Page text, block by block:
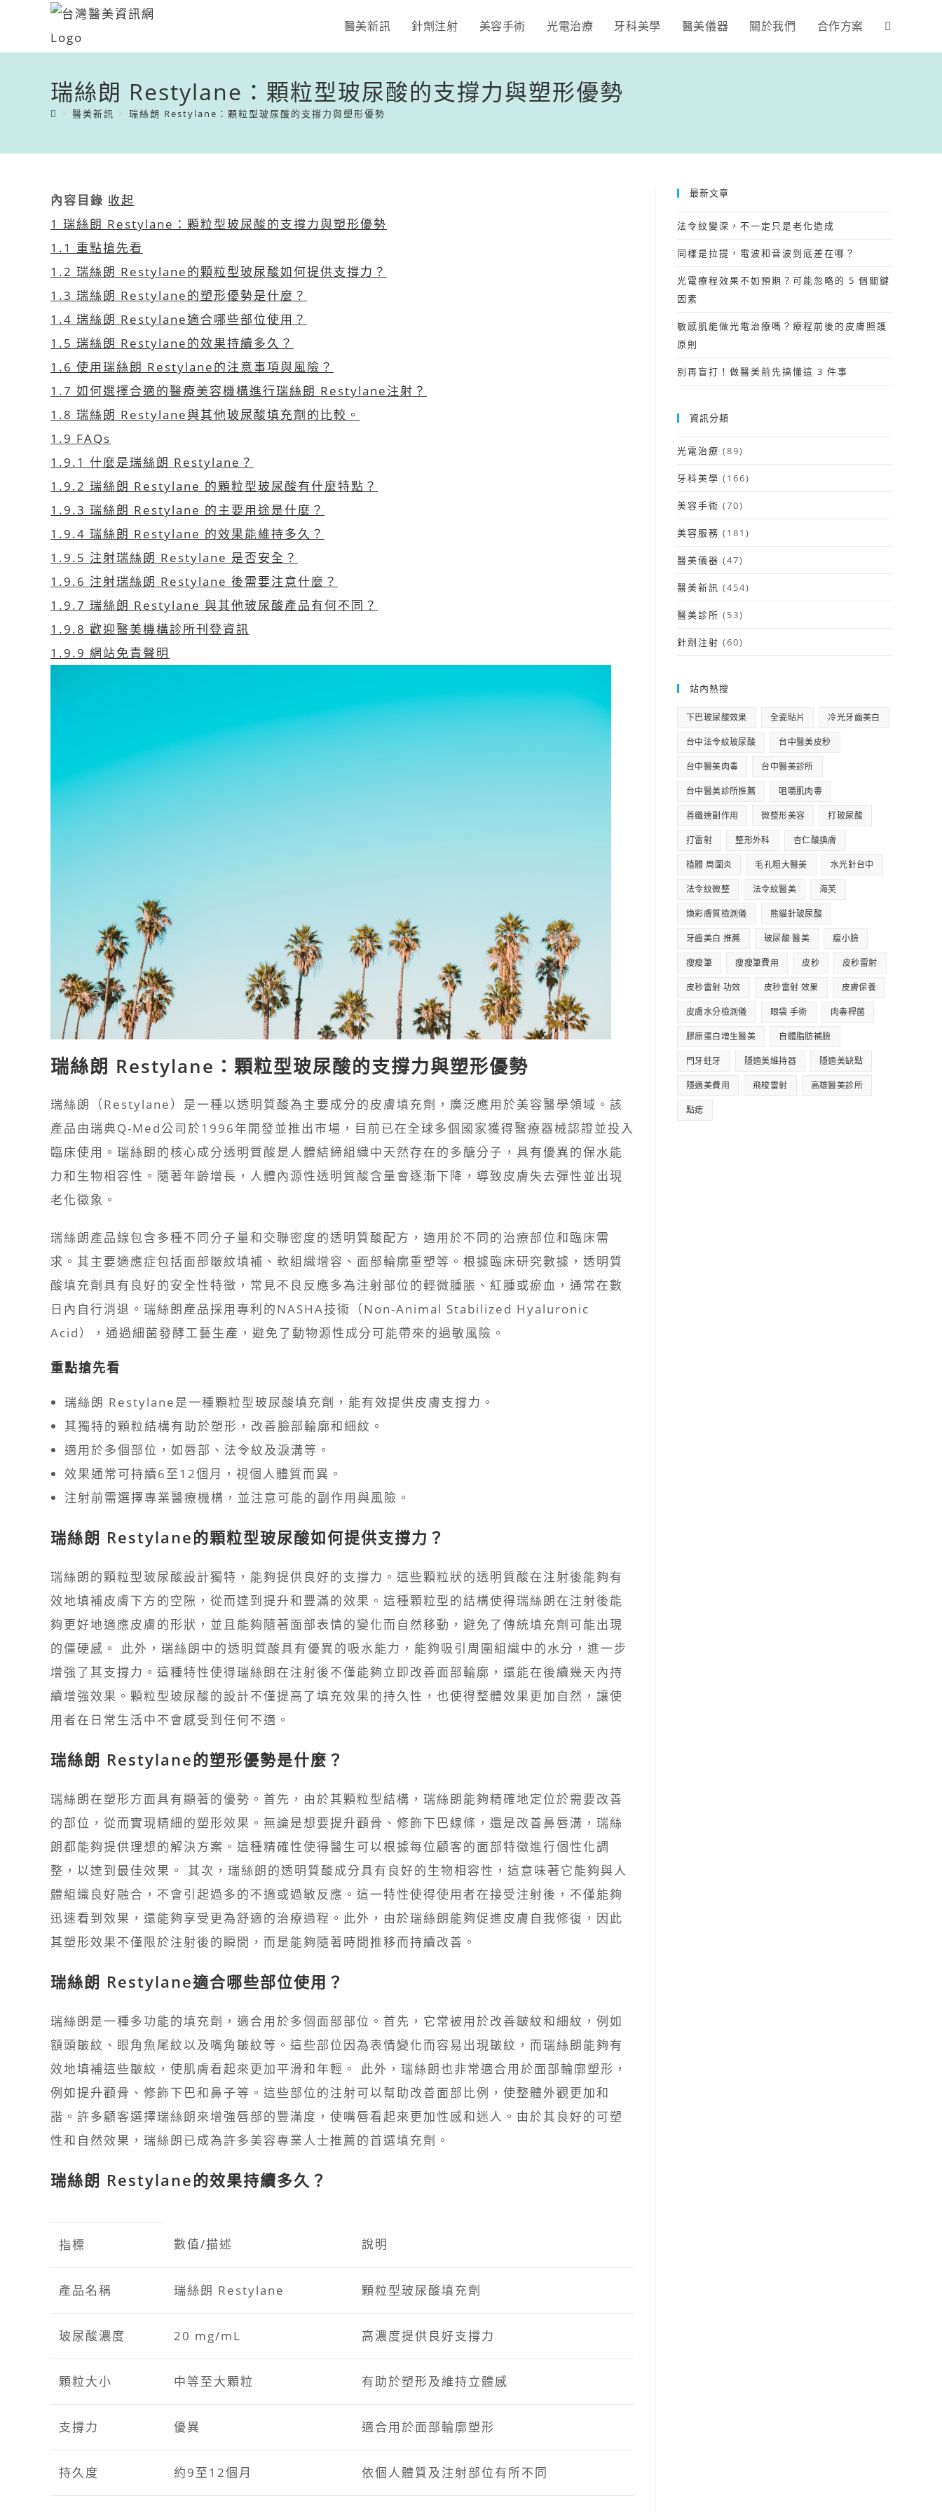
醫美新訊 針劑注射 美容手術 光電治療 牙科美學 醫美儀器 關於我們 合作方案
瑞絲朗 Restylane：顆粒型玻尿酸的支撐力與塑形優勢
> 醫美新訊 > 瑞絲朗 Restylane：顆粒型玻尿酸的支撐力與塑形優勢
內容目錄 收起
1 瑞絲朗 Restylane：顆粒型玻尿酸的支撐力與塑形優勢
1.1 重點搶先看
1.2 瑞絲朗 Restylane的顆粒型玻尿酸如何提供支撐力？
1.3 瑞絲朗 Restylane的塑形優勢是什麼？
1.4 瑞絲朗 Restylane適合哪些部位使用？
1.5 瑞絲朗 Restylane的效果持續多久？
1.6 使用瑞絲朗 Restylane的注意事項與風險？
1.7 如何選擇合適的醫療美容機構進行瑞絲朗 Restylane注射？
1.8 瑞絲朗 Restylane與其他玻尿酸填充劑的比較。
1.9 FAQs
1.9.1 什麼是瑞絲朗 Restylane？
1.9.2 瑞絲朗 Restylane 的顆粒型玻尿酸有什麼特點？
1.9.3 瑞絲朗 Restylane 的主要用途是什麼？
1.9.4 瑞絲朗 Restylane 的效果能維持多久？
1.9.5 注射瑞絲朗 Restylane 是否安全？
1.9.6 注射瑞絲朗 Restylane 後需要注意什麼？
1.9.7 瑞絲朗 Restylane 與其他玻尿酸產品有何不同？
1.9.8 歡迎醫美機構診所刊登資訊
1.9.9 網站免責聲明
瑞絲朗 Restylane：顆粒型玻尿酸的支撐力與塑形優勢
瑞絲朗（Restylane）是一種以透明質酸為主要成分的皮膚填充劑，廣泛應用於美容醫學領域。該
產品由瑞典Q-Med公司於1996年開發並推出市場，目前已在全球多個國家獲得醫療器械認證並投入
臨床使用。瑞絲朗的核心成分透明質酸是人體結締組織中天然存在的多醣分子，具有優異的保水能
力和生物相容性。隨著年齡增長，人體內源性透明質酸含量會逐漸下降，導致皮膚失去彈性並出現
老化徵象。
瑞絲朗產品線包含多種不同分子量和交聯密度的透明質酸配方，適用於不同的治療部位和臨床需
求。其主要適應症包括面部皺紋填補、軟組織增容、面部輪廓重塑等。根據臨床研究數據，透明質
酸填充劑具有良好的安全性特徵，常見不良反應多為注射部位的輕微腫脹、紅腫或瘀血，通常在數
日內自行消退。瑞絲朗產品採用專利的NASHA技術（Non-Animal Stabilized Hyaluronic
Acid），通過細菌發酵工藝生產，避免了動物源性成分可能帶來的過敏風險。
重點搶先看
瑞絲朗 Restylane是一種顆粒型玻尿酸填充劑，能有效提供皮膚支撐力。
其獨特的顆粒結構有助於塑形，改善臉部輪廓和細紋。
適用於多個部位，如唇部、法令紋及淚溝等。
效果通常可持續6至12個月，視個人體質而異。
注射前需選擇專業醫療機構，並注意可能的副作用與風險。
瑞絲朗 Restylane的顆粒型玻尿酸如何提供支撐力？
瑞絲朗的顆粒型玻尿酸設計獨特，能夠提供良好的支撐力。這些顆粒狀的透明質酸在注射後能夠有
效地填補皮膚下方的空隙，從而達到提升和豐滿的效果。這種顆粒型的結構使得瑞絲朗在注射後能
夠更好地適應皮膚的形狀，並且能夠隨著面部表情的變化而自然移動，避免了傳統填充劑可能出現
的僵硬感。 此外，瑞絲朗中的透明質酸具有優異的吸水能力，能夠吸引周圍組織中的水分，進一步
增強了其支撐力。這種特性使得瑞絲朗在注射後不僅能夠立即改善面部輪廓，還能在後續幾天內持
續增強效果。顆粒型玻尿酸的設計不僅提高了填充效果的持久性，也使得整體效果更加自然，讓使
用者在日常生活中不會感受到任何不適。
瑞絲朗 Restylane的塑形優勢是什麼？
瑞絲朗在塑形方面具有顯著的優勢。首先，由於其顆粒型結構，瑞絲朗能夠精確地定位於需要改善
的部位，從而實現精細的塑形效果。無論是想要提升顴骨、修飾下巴線條，還是改善鼻唇溝，瑞絲
朗都能夠提供理想的解決方案。這種精確性使得醫生可以根據每位顧客的面部特徵進行個性化調
整，以達到最佳效果。 其次，瑞絲朗的透明質酸成分具有良好的生物相容性，這意味著它能夠與人
體組織良好融合，不會引起過多的不適或過敏反應。這一特性使得使用者在接受注射後，不僅能夠
迅速看到效果，還能夠享受更為舒適的治療過程。此外，由於瑞絲朗能夠促進皮膚自我修復，因此
其塑形效果不僅限於注射後的瞬間，而是能夠隨著時間推移而持續改善。
瑞絲朗 Restylane適合哪些部位使用？
瑞絲朗是一種多功能的填充劑，適合用於多個面部部位。首先，它常被用於改善皺紋和細紋，例如
額頭皺紋、眼角魚尾紋以及嘴角皺紋等。這些部位因為表情變化而容易出現皺紋，而瑞絲朗能夠有
效地填補這些皺紋，使肌膚看起來更加平滑和年輕。 此外，瑞絲朗也非常適合用於面部輪廓塑形，
例如提升顴骨、修飾下巴和鼻子等。這些部位的注射可以幫助改善面部比例，使整體外觀更加和
諧。許多顧客選擇瑞絲朗來增強唇部的豐滿度，使嘴唇看起來更加性感和迷人。由於其良好的可塑
性和自然效果，瑞絲朗已成為許多美容專業人士推薦的首選填充劑。
瑞絲朗 Restylane的效果持續多久？
指標 數值/描述 說明
產品名稱 瑞絲朗 Restylane 顆粒型玻尿酸填充劑
玻尿酸濃度 20 mg/mL 高濃度提供良好支撐力
顆粒大小 中等至大顆粒 有助於塑形及維持立體感
支撐力 優異 適合用於面部輪廓塑形
持久度 約9至12個月 依個人體質及注射部位有所不同
最新文章
法令紋變深，不一定只是老化造成
同樣是拉提，電波和音波到底差在哪？
光電療程效果不如預期？可能忽略的 5 個關鍵
因素
敏感肌能做光電治療嗎？療程前後的皮膚照護
原則
別再盲打！做醫美前先搞懂這 3 件事
資訊分類
光電治療 (89)
牙科美學 (166)
美容手術 (70)
美容服務 (181)
醫美儀器 (47)
醫美新訊 (454)
醫美診所 (53)
針劑注射 (60)
站內熱搜
下巴玻尿酸效果 全瓷貼片 冷光牙齒美白
台中法令紋玻尿酸 台中醫美皮秒
台中醫美肉毒 台中醫美診所
台中醫美診所推薦 咀嚼肌肉毒
善纖達副作用 微整形美容 打玻尿酸
打雷射 整形外科 杏仁酸換膚
植體 周圍炎 毛孔粗大醫美 水光針台中
法令紋微整 法令紋醫美 海芙
煥彩膚質檢測儀 熊貓針玻尿酸
牙齒美白 推薦 玻尿酸 醫美 瘦小臉
瘦瘦筆 瘦瘦筆費用 皮秒 皮秒雷射
皮秒雷射 功效 皮秒雷射 效果 皮膚保養
皮膚水分檢測儀 眼袋 手術 肉毒桿菌
膠原蛋白增生醫美 自體脂肪補臉
門牙蛀牙 隱適美維持器 隱適美缺點
隱適美費用 飛梭雷射 高雄醫美診所
點痣